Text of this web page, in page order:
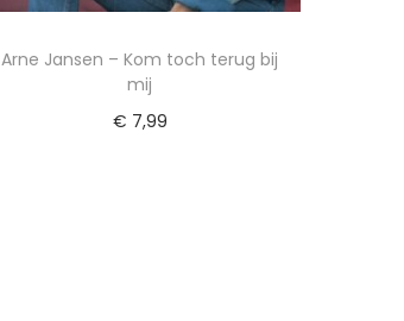
Arne Jansen – Kom toch terug bij
mij
€ 7,99